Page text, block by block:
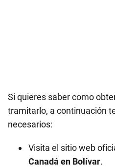
Si quieres saber como
tramitarlo, a continuación
necesarios:
Visita el sitio web
Canadá en Bolívar.